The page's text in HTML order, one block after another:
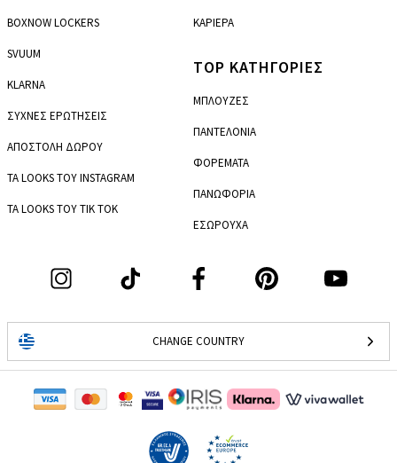
BOXNOW LOCKERS
SVUUM
KLARNA
ΣΥΧΝΕΣ ΕΡΩΤΗΣΕΙΣ
ΑΠΟΣΤΟΛΗ ΔΩΡΟΥ
ΤΑ LOOKS ΤΟΥ INSTAGRAM
ΤΑ LOOKS ΤΟΥ TIK TOK
ΚΑΡΙΕΡΑ
CHANGE COUNTRY
TOP ΚΑΤΗΓΟΡΙΕΣ
ΜΠΛΟΥΖΕΣ
ΠΑΝΤΕΛΟΝΙΑ
ΦΟΡΕΜΑΤΑ
ΠΑΝΩΦΟΡΙΑ
ΕΣΩΡΟΥΧΑ